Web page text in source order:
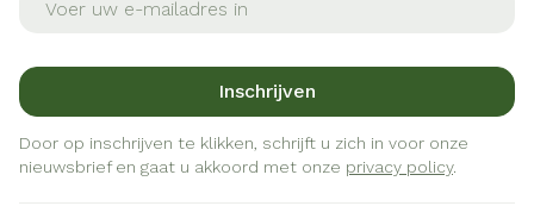
Inschrijven
Door op inschrijven te klikken, schrijft u zich in voor onze
nieuwsbrief en gaat u akkoord met onze privacy policy.